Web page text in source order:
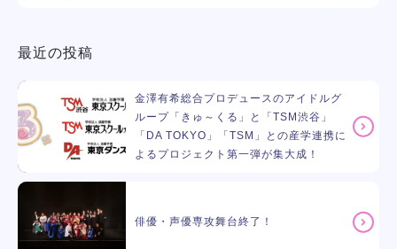
最近の投稿
金澤有希総合プロデュースのアイドルグ
ループ「きゅ～くる」と「TSM渋谷」
「DA TOKYO」「TSM」との産学連携に
よるプロジェクト第一弾が集大成！
俳優・声優専攻舞台終了！